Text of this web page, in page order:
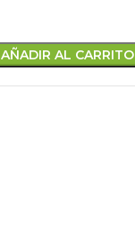
AÑADIR AL CARRITO